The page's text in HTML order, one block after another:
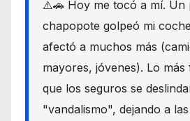
⚠️🚗 Hoy me tocó a mí. Un
chapopote golpeó mi
afectó a muchos más
mayores, jóvenes). Lo
que los seguros se
"vandalismo", dejando a